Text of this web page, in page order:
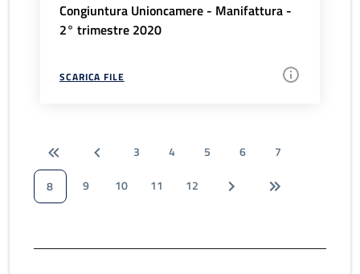
Congiuntura Unioncamere - Manifattura -
2° trimestre 2020
SCARICA FILE
3 4 5 6
7
8
9 10 11 12